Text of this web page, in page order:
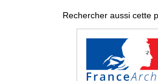
Rechercher aussi cette